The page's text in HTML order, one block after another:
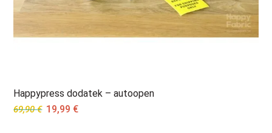
Happypress dodatek – autoopen
69,90€ Original
19,99 €Current